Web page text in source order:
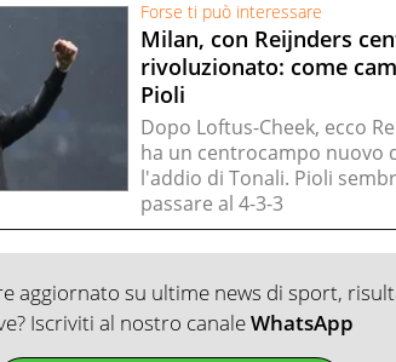
Forse ti può interessare
Milan, con Reijnders
rivoluzionato: come
Pioli
Dopo Loftus-Cheek, ecco
ha un centrocampo nuovo
l'addio di Tonali. Pioli
passare al 4-3-3
aggiornato su ultime news di sport,
Iscriviti al nostro canaleWhatsApp